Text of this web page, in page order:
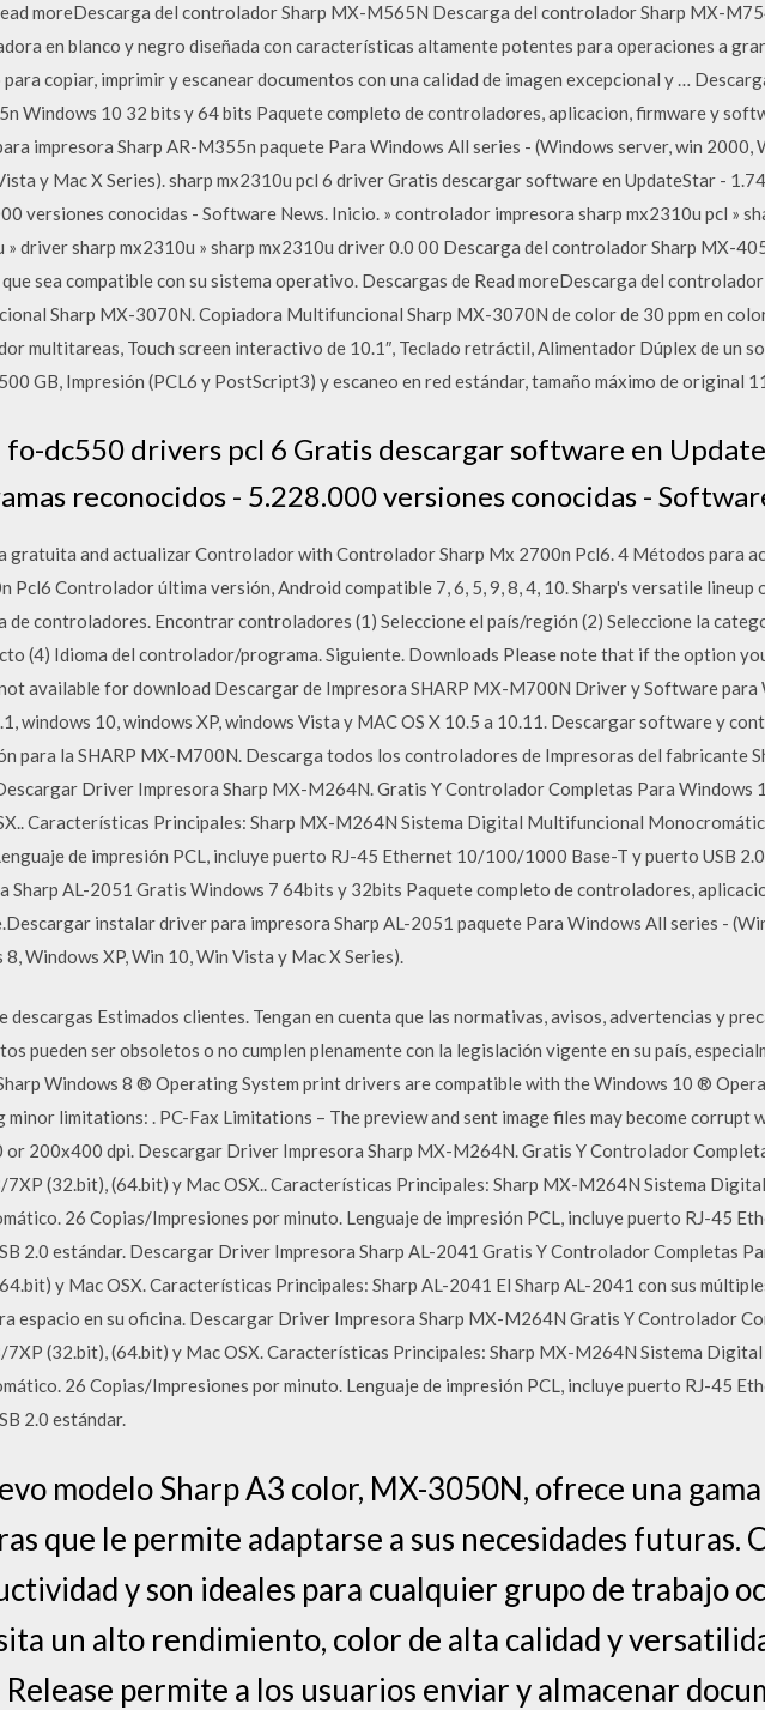
moreDescarga del controlador Sharp MX-M565N Descarga del controlador Sharp MX-
en blanco y negro diseñada con características altamente potentes para operaciones a
para copiar, imprimir y escanear documentos con una calidad de imagen excepcional y …
Windows 10 32 bits y 64 bits Paquete completo de controladores, aplicacion, firmware y
impresora Sharp AR-M355n paquete Para Windows All series - (Windows server, win 2000,
y Mac X Series). sharp mx2310u pcl 6 driver Gratis descargar software en UpdateStar -
versiones conocidas - Software News. Inicio. » controlador impresora sharp mx2310u pcl »
» driver sharp mx2310u » sharp mx2310u driver 0.0 00 Descarga del controlador Sharp MX-
sea compatible con su sistema operativo. Descargas de Read moreDescarga del
Sharp MX-3070N. Copiadora Multifuncional Sharp MX-3070N de color de 30 ppm en
multitareas, Touch screen interactivo de 10.1″, Teclado retráctil, Alimentador Dúplex de un
GB, Impresión (PCL6 y PostScript3) y escaneo en red estándar, tamaño máximo de original
fo-dc550 drivers pcl 6 Gratis descargar software en
reconocidos - 5.228.000 versiones conocidas -
gratuita and actualizar Controlador with Controlador Sharp Mx 2700n Pcl6. 4 Métodos para
Pcl6 Controlador última versión, Android compatible 7, 6, 5, 9, 8, 4, 10. Sharp's versatile
de controladores. Encontrar controladores (1) Seleccione el país/región (2) Seleccione la
(4) Idioma del controlador/programa. Siguiente. Downloads Please note that if the option
available for download Descargar de Impresora SHARP MX-M700N Driver y Software para
windows 10, windows XP, windows Vista y MAC OS X 10.5 a 10.11. Descargar software y
para la SHARP MX-M700N. Descarga todos los controladores de Impresoras del fabricante
Driver Impresora Sharp MX-M264N. Gratis Y Controlador Completas Para
Características Principales: Sharp MX-M264N Sistema Digital Multifuncional
de impresión PCL, incluye puerto RJ-45 Ethernet 10/100/1000 Base-T y puerto USB
Sharp AL-2051 Gratis Windows 7 64bits y 32bits Paquete completo de controladores,
instalar driver para impresora Sharp AL-2051 paquete Para Windows All series -
Windows XP, Win 10, Win Vista y Mac X Series).
descargas Estimados clientes. Tengan en cuenta que las normativas, avisos, advertencias y
pueden ser obsoletos o no cumplen plenamente con la legislación vigente en su país,
Windows 8 ® Operating System print drivers are compatible with the Windows 10 ®
limitations: . PC-Fax Limitations – The preview and sent image files may become corrupt
or 200x400 dpi. Descargar Driver Impresora Sharp MX-M264N. Gratis Y Controlador
(32.bit), (64.bit) y Mac OSX.. Características Principales: Sharp MX-M264N Sistema
26 Copias/Impresiones por minuto. Lenguaje de impresión PCL, incluye puerto RJ-45
2.0 estándar. Descargar Driver Impresora Sharp AL-2041 Gratis Y Controlador Completas
y Mac OSX. Características Principales: Sharp AL-2041 El Sharp AL-2041 con sus
espacio en su oficina. Descargar Driver Impresora Sharp MX-M264N Gratis Y Controlador
(32.bit), (64.bit) y Mac OSX. Características Principales: Sharp MX-M264N Sistema
26 Copias/Impresiones por minuto. Lenguaje de impresión PCL, incluye puerto RJ-45
2.0 estándar.
modelo Sharp A3 color, MX-3050N, ofrece una
que le permite adaptarse a sus necesidades futuras.
y son ideales para cualquier grupo de trabajo
un alto rendimiento, color de alta calidad y
permite a los usuarios enviar y almacenar